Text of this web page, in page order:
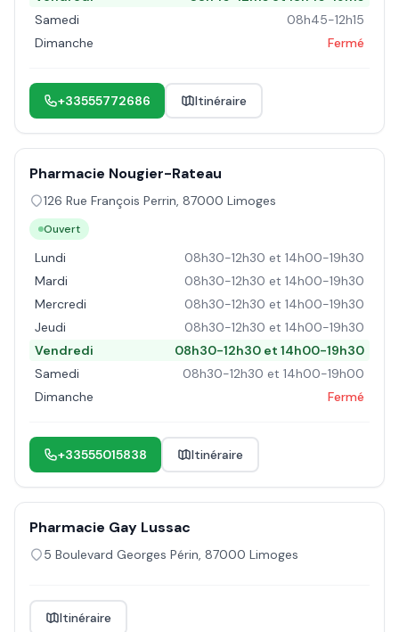
Samedi
08h45-12h15
Dimanche
Fermé
+33555772686 Itinéraire
Pharmacie Nougier-Rateau
126 Rue François Perrin, 87000 Limoges
Ouvert
Lundi
08h30-12h30 et 14h00-19h30
Mardi
08h30-12h30 et 14h00-19h30
Mercredi
08h30-12h30 et 14h00-19h30
Jeudi
08h30-12h30 et 14h00-19h30
Vendredi
08h30-12h30 et 14h00-19h30
Samedi
08h30-12h30 et 14h00-19h00
Dimanche
Fermé
+33555015838 Itinéraire
Pharmacie Gay Lussac
5 Boulevard Georges Périn, 87000 Limoges
Itinéraire